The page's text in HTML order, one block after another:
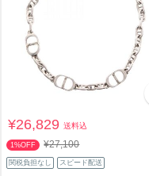
¥26,829送料込
1%OFF ¥27,100
関税負担なし スピード配送